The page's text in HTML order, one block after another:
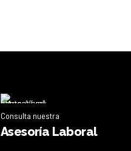
Consulta nuestra
Asesoría Laboral